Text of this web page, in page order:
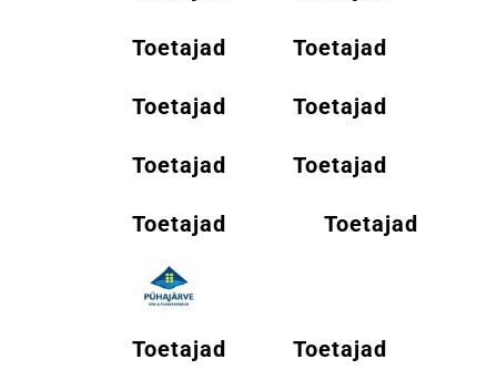
Toetajad Toetajad
Toetajad Toetajad
Toetajad Toetajad
Toetajad Toetajad
Toetajad Toetajad